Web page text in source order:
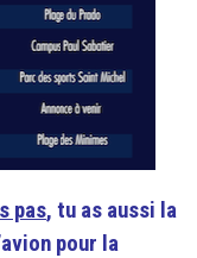
pas, tu as aussi la
pour la